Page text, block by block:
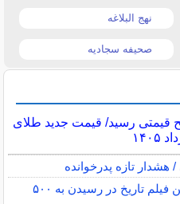
نهج البلاغه
صحیفه سجادیه
قیمتی رسید/ قیمت جدید طلای
تازه پدرخوانده
«مرد عنکبوتی: روزی نو»؛ سریع‌ترین فیلم تاریخ در رسیدن به ۵۰۰